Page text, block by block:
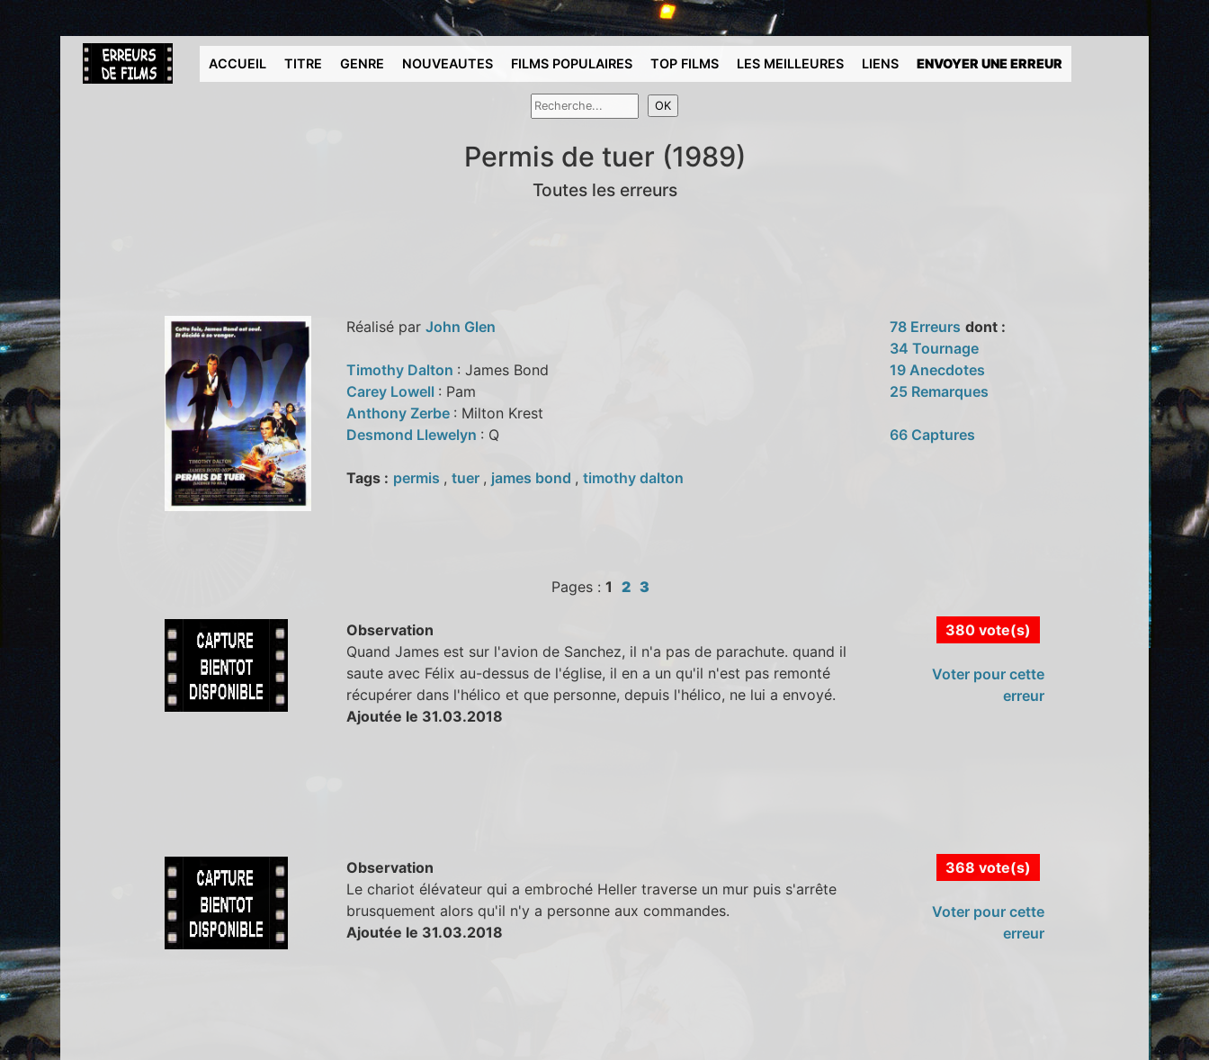
ACCUEIL TITRE GENRE NOUVEAUTES FILMS POPULAIRES TOP FILMS LES MEILLEURES LIENS ENVOYER UNE ERREUR
Permis de tuer (1989)
Toutes les erreurs
Réalisé par John Glen
Timothy Dalton : James Bond
Carey Lowell : Pam
Anthony Zerbe : Milton Krest
Desmond Llewelyn : Q
Tags : permis , tuer , james bond , timothy dalton
78 Erreurs dont :
34 Tournage
19 Anecdotes
25 Remarques
66 Captures
Pages : 1 2 3
Observation
Quand James est sur l'avion de Sanchez, il n'a pas de parachute. quand il
saute avec Félix au-dessus de l'église, il en a un qu'il n'est pas remonté
récupérer dans l'hélico et que personne, depuis l'hélico, ne lui a envoyé.
Ajoutée le 31.03.2018
380 vote(s)
Voter pour cette
erreur
Observation
Le chariot élévateur qui a embroché Heller traverse un mur puis s'arrête
brusquement alors qu'il n'y a personne aux commandes.
Ajoutée le 31.03.2018
368 vote(s)
Voter pour cette
erreur